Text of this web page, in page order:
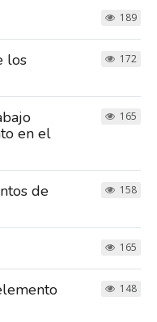
189
los
172
en el
165
de
158
165
148